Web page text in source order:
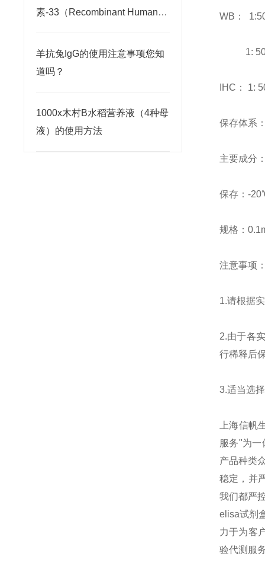
素-33（Recombinant Human
羊抗兔IgG的使用注意事项您知
道吗？
1000x木村B水稻营养液（4种母
液）的使用方法
WB：
1: 500
IHC： 1:
保存体系
主要成分
保存：-
规格：
注意事项
1.请根据
2.由于各
行稀释后
3.适当选
上海信帆
服务"为一
产品种类
稳定，并
我们都严
elisa试剂
力于为客
验代测服